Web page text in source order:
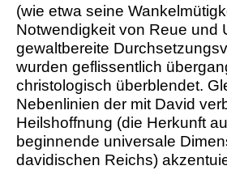
(wie etwa seine
Notwendigkeit von Reue und
gewaltbereite
wurden geflissentlich
christologisch überblendet.
Nebenlinien der mit David
Heilshoffnung (die Herkunft
beginnende universale
davidischen Reichs)